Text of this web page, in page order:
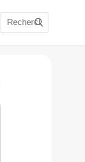
Rechercher
: